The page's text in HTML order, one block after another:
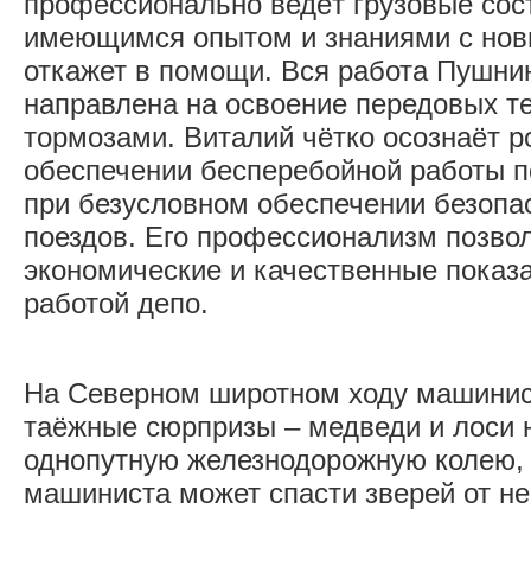
имеющимся опытом и знаниями с
откажет в помощи. Вся работа
направлена на освоение передовых
тормозами. Виталий чётко осознаёт
обеспечении бесперебойной работы
при безусловном обеспечении
поездов. Его профессионализм
экономические и качественные
работой депо.
На Северном широтном ходу
таёжные сюрпризы – медведи и лоси
однопутную железнодорожную колею,
машиниста может спасти зверей от